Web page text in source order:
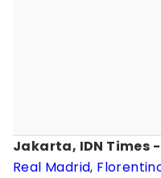
Jakarta, IDN Times -
Real Madrid,